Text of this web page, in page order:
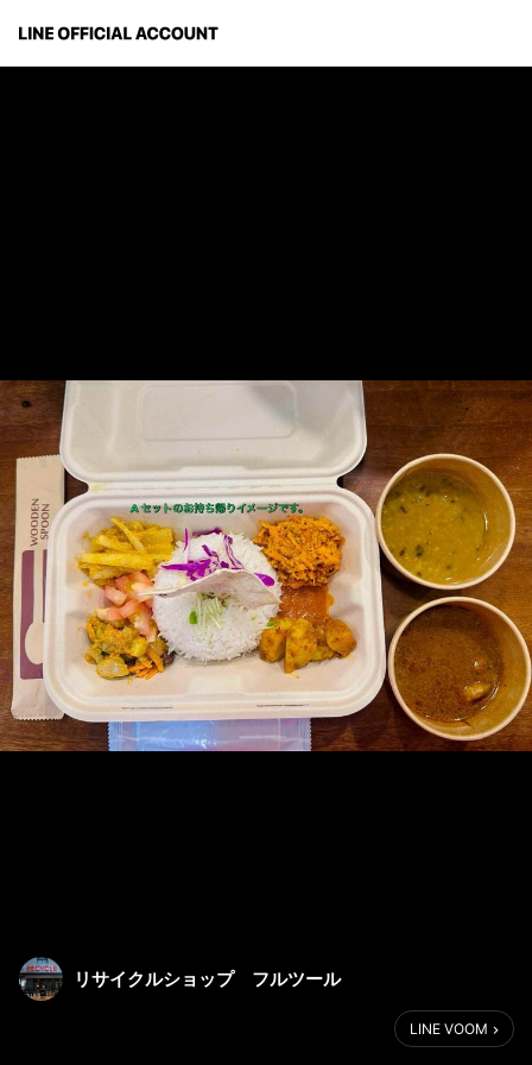
リサイクルショップ フルツール
LINE VOOM